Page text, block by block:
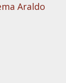
Araldo